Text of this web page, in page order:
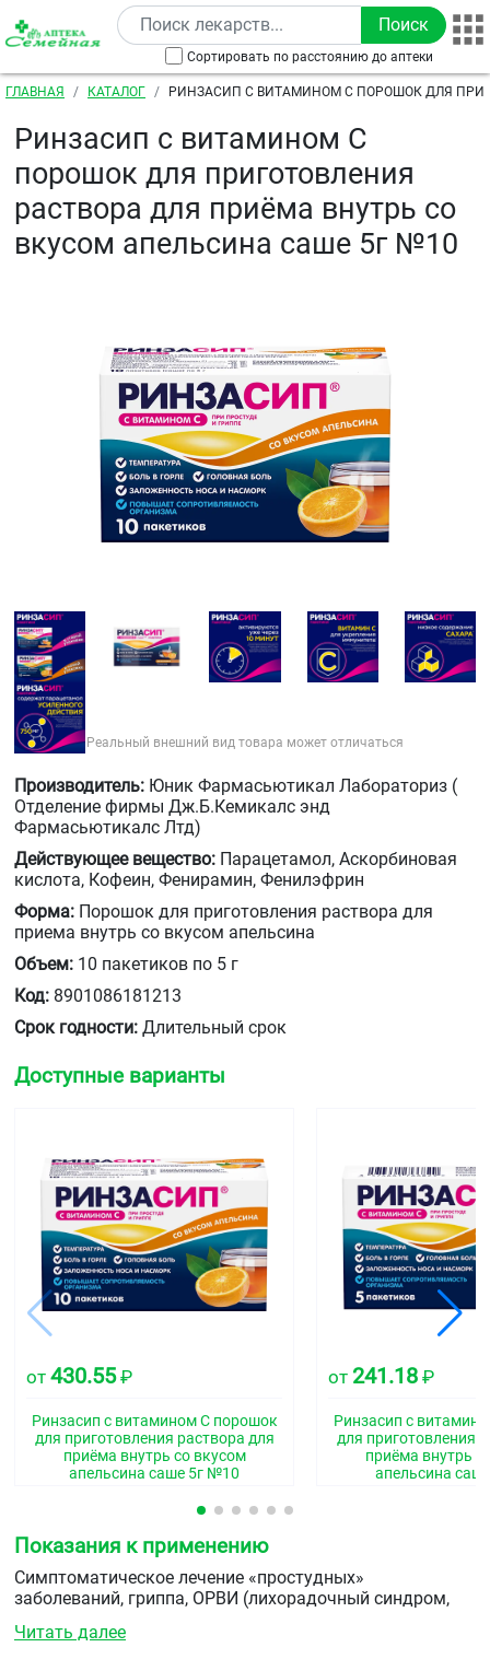
Перейти к основному содержанию
Сортировать по расстоянию до аптеки
Строка навигации
ГЛАВНАЯ КАТАЛОГ
РИНЗАСИП С ВИТАМИНОМ С ПОРОШОК ДЛЯ
Ринзасип с витамином С
порошок для приготовления
раствора для приёма внутрь со
вкусом апельсина саше 5г №10
Реальный внешний вид товара может отличаться
Производитель: Юник Фармасьютикал Лабораториз (
Отделение фирмы Дж.Б.Кемикалс энд
Фармасьютикалс Лтд)
Действующее вещество: Парацетамол, Аскорбиновая
кислота, Кофеин, Фенирамин, Фенилэфрин
Форма: Порошок для приготовления раствора для
приема внутрь со вкусом апельсина
Объем: 10 пакетиков по 5 г
Код: 8901086181213
Срок годности: Длительный срок
Доступные варианты
от 430.55₽
Ринзасип с витамином С порошок
для приготовления раствора для
приёма внутрь со вкусом
апельсина саше 5г №10
от 241.18 ₽
Ринзасип с
для приготовления
приёма внутрь
апельсина
Показания к применению
Симптоматическое лечение «простудных»
заболеваний, гриппа, ОРВИ (лихорадочный синдром,
Читать далее